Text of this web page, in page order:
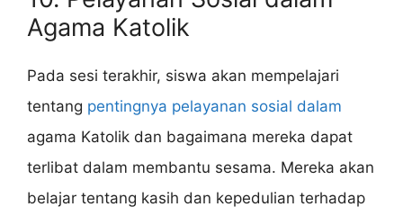
Agama Katolik
Pada sesi terakhir, siswa akan mempelajari
tentang pentingnya pelayanan sosial dalam
agama Katolik dan bagaimana mereka dapat
terlibat dalam membantu sesama. Mereka akan
belajar tentang kasih dan kepedulian terhadap